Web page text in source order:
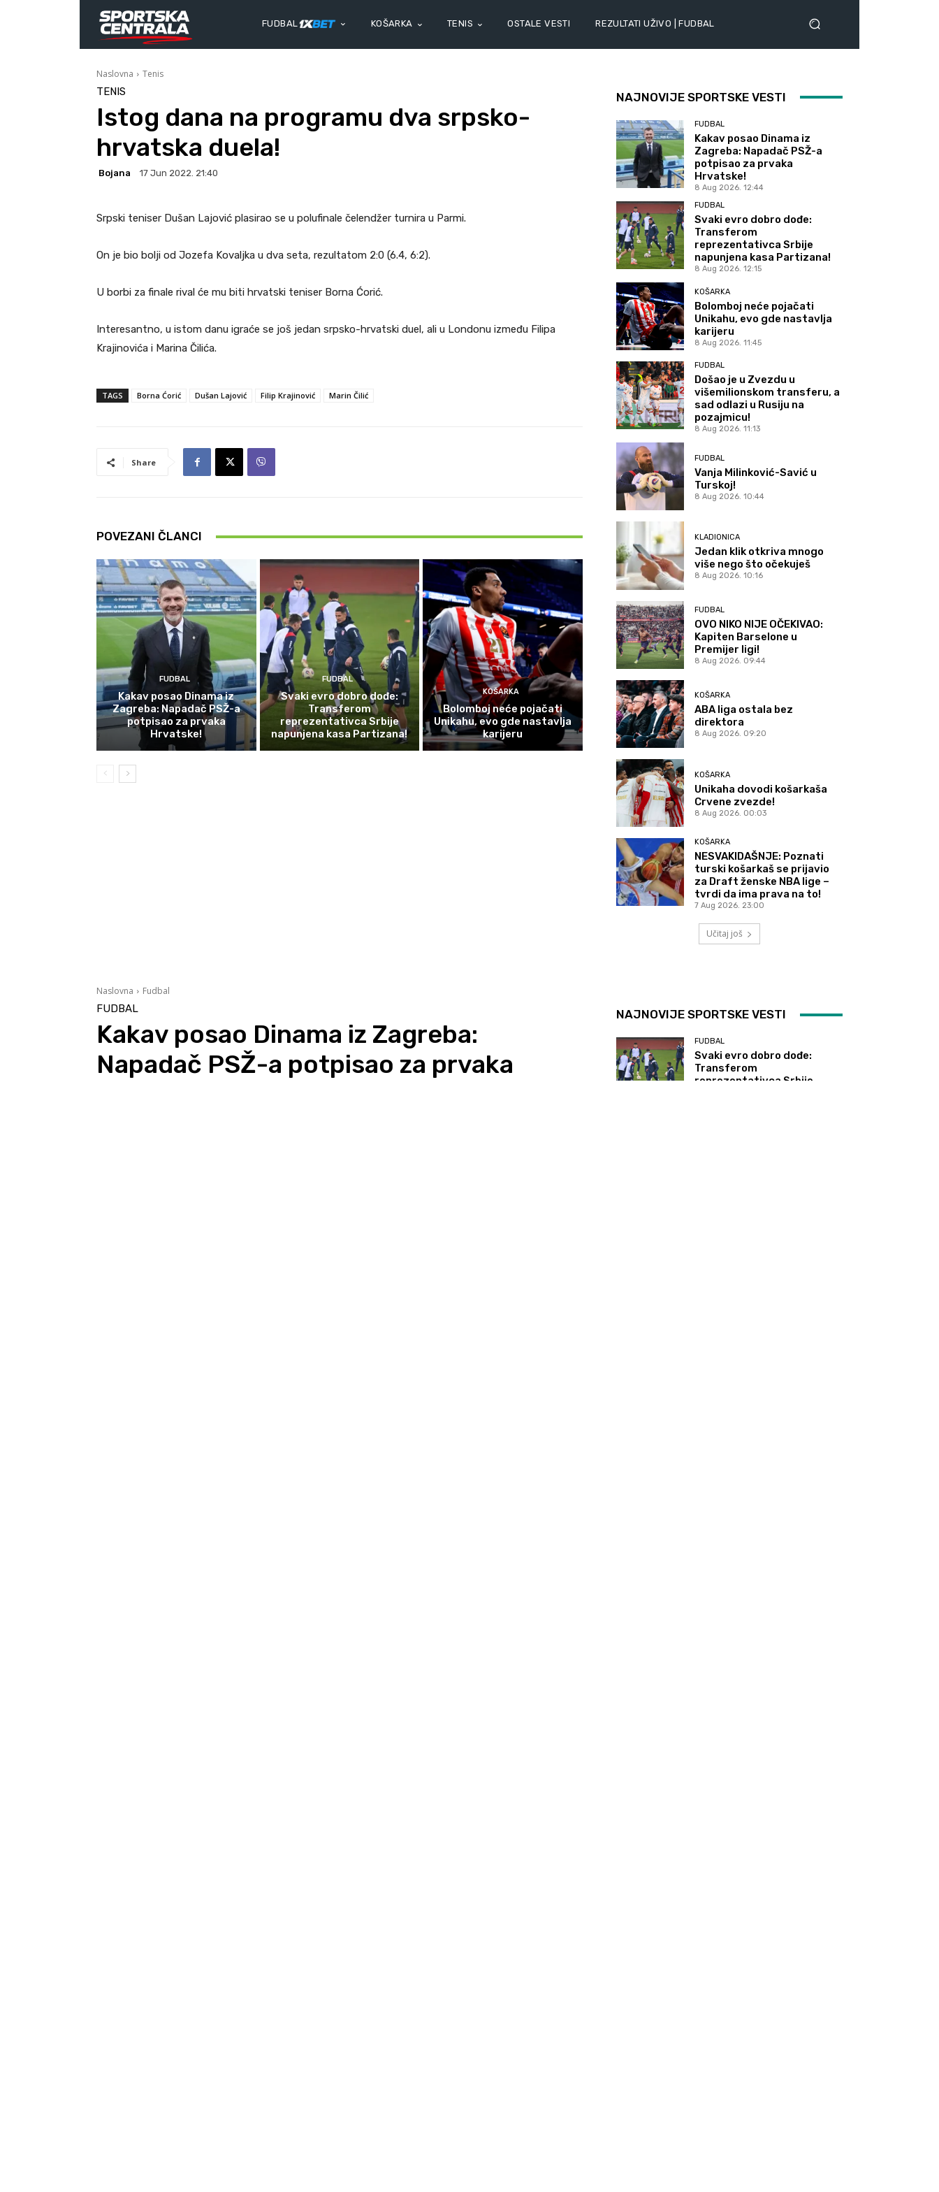
FUDBAL KOŠARKA TENIS OSTALE VESTI REZULTATI UŽIVO | FUDBAL
Naslovna Tenis
TENIS
Istog dana na programu dva srpsko-
hrvatska duela!
Bojana 17 Jun 2022. 21:40
Srpski teniser Dušan Lajović plasirao se u polufinale čelendžer turnira u Parmi.
On je bio bolji od Jozefa Kovaljka u dva seta, rezultatom 2:0 (6.4, 6:2).
U borbi za finale rival će mu biti hrvatski teniser Borna Ćorić.
Interesantno, u istom danu igraće se još jedan srpsko-hrvatski duel, ali u Londonu između Filipa
Krajinovića i Marina Čilića.
TAGS Borna Ćorić Dušan Lajović Filip Krajinović Marin Čilić
Share
POVEZANI ČLANCI
FUDBAL
Kakav posao Dinama iz
Zagreba: Napadač PSŽ-a
potpisao za prvaka
Hrvatske!
FUDBAL
Svaki evro dobro dođe:
Transferom
reprezentativca Srbije
napunjena kasa Partizana!
KOŠARKA
Bolomboj neće pojačati
Unikahu, evo gde nastavlja
karijeru
NAJNOVIJE SPORTSKE VESTI
FUDBAL
Kakav posao Dinama iz
Zagreba: Napadač PSŽ-a
potpisao za prvaka
Hrvatske!
8 Aug 2026. 12:44
FUDBAL
Svaki evro dobro dođe:
Transferom
reprezentativca Srbije
napunjena kasa Partizana!
8 Aug 2026. 12:15
KOŠARKA
Bolomboj neće pojačati
Unikahu, evo gde nastavlja
karijeru
8 Aug 2026. 11:45
FUDBAL
Došao je u Zvezdu u
višemilionskom transferu, a
sad odlazi u Rusiju na
pozajmicu!
8 Aug 2026. 11:13
FUDBAL
Vanja Milinković-Savić u
Turskoj!
8 Aug 2026. 10:44
KLADIONICA
Jedan klik otkriva mnogo
više nego što očekuješ
8 Aug 2026. 10:16
FUDBAL
OVO NIKO NIJE OČEKIVAO:
Kapiten Barselone u
Premijer ligi!
8 Aug 2026. 09:44
KOŠARKA
ABA liga ostala bez
direktora
8 Aug 2026. 09:20
KOŠARKA
Unikaha dovodi košarkaša
Crvene zvezde!
8 Aug 2026. 00:03
KOŠARKA
NESVAKIDAŠNJE: Poznati
turski košarkaš se prijavio
za Draft ženske NBA lige –
tvrdi da ima prava na to!
7 Aug 2026. 23:00
Učitaj još